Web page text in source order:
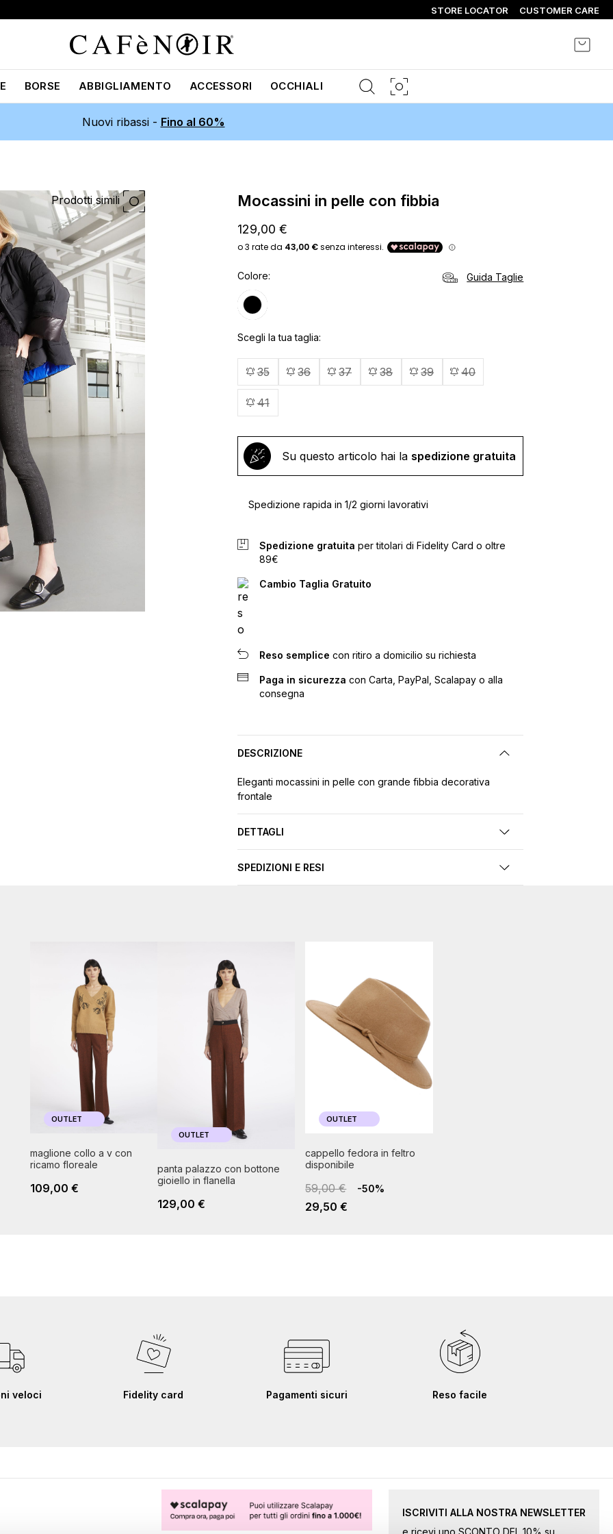
STORE LOCATOR CUSTOMER CARE
BORSE ABBIGLIAMENTO ACCESSORI OCCHIALI
Nuovi ribassi - Fino al 60%
Prodotti simili mocassini in pelle con fibbia
129,00 €
Colore
Scegli la tua taglia
35 36 37 38 39 40
41
Guida Taglie
Su questo articolo hai la spedizione gratuita
Spedizione rapida in 1/2 giorni lavorativi
Spedizione gratuita per titolari di Fidelity Card o oltre
89€
Cambio Taglia Gratuito
Reso semplice con ritiro a domicilio su richiesta
Paga in sicurezza con Carta, PayPal, Scalapay o alla
consegna
DESCRIZIONE
Eleganti mocassini in pelle con grande fibbia decorativa
frontale
DETTAGLI
SPEDIZIONI E RESI
OUTLET
maglione collo a v con
ricamo floreale
109,00 €
OUTLET
panta palazzo con bottone
gioiello in flanella
129,00 €
OUTLET
cappello fedora in feltro
disponibile
59,00 € -50%
29,50 €
veloci Fidelity card Pagamenti sicuri Reso facile
ISCRIVITI ALLA NOSTRA NEWSLETTER